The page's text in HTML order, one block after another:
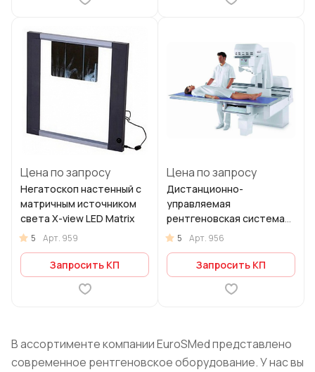
Цена по запросу
Негатоскоп настенный с
матричным источником
света X-view LED Matrix
5 Арт. 959
Запросить КП
Цена по запросу
Дистанционно-
управляемая
рентгеновская система
Clisis
5 Арт. 956
Запросить КП
В ассортименте компании EuroSMed представлено
современное рентгеновское оборудование. У нас вы